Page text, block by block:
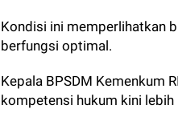
Kondisi ini memperlihatkan
berfungsi optimal.
Kepala BPSDM Kemenkum
kompetensi hukum kini